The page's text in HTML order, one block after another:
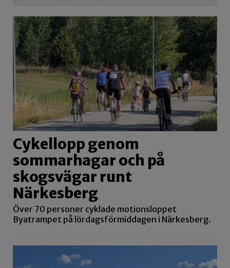
Cykellopp genom
sommarhagar och på
skogsvägar runt
Närkesberg
Över 70 personer cyklade motionsloppet
Byatrampet på lördagsförmiddagen i Närkesberg.